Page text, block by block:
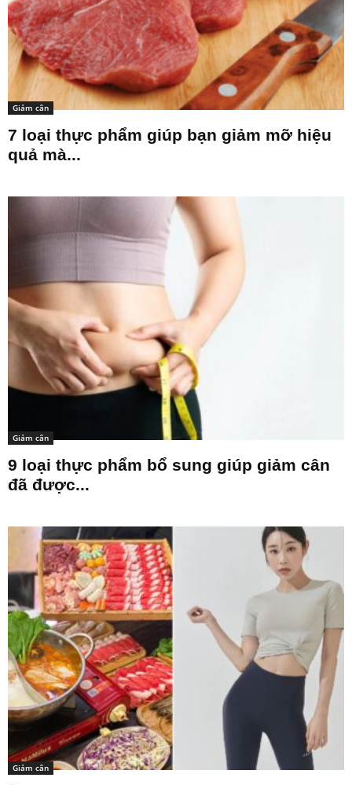
Giảm cân
7 loại thực phẩm giúp bạn giảm mỡ hiệu
quả mà...
Giảm cân
9 loại thực phẩm bổ sung giúp giảm cân
đã được...
Giảm cân